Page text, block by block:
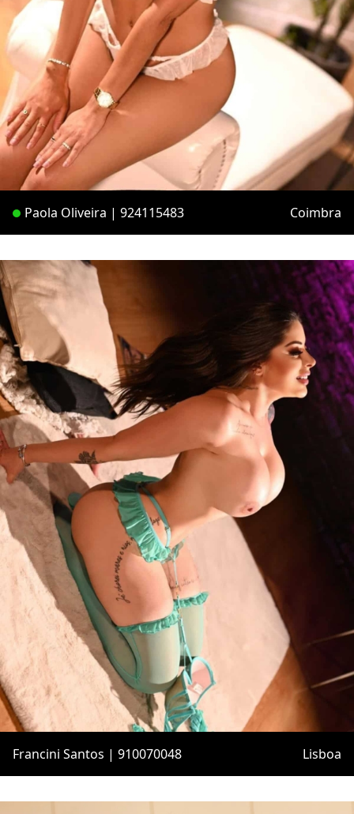
Paola Oliveira | 924115483 Coimbra
Francini Santos | 910070048 Lisboa